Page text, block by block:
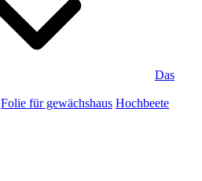
Das
Folie für gewächshaus Hochbeete